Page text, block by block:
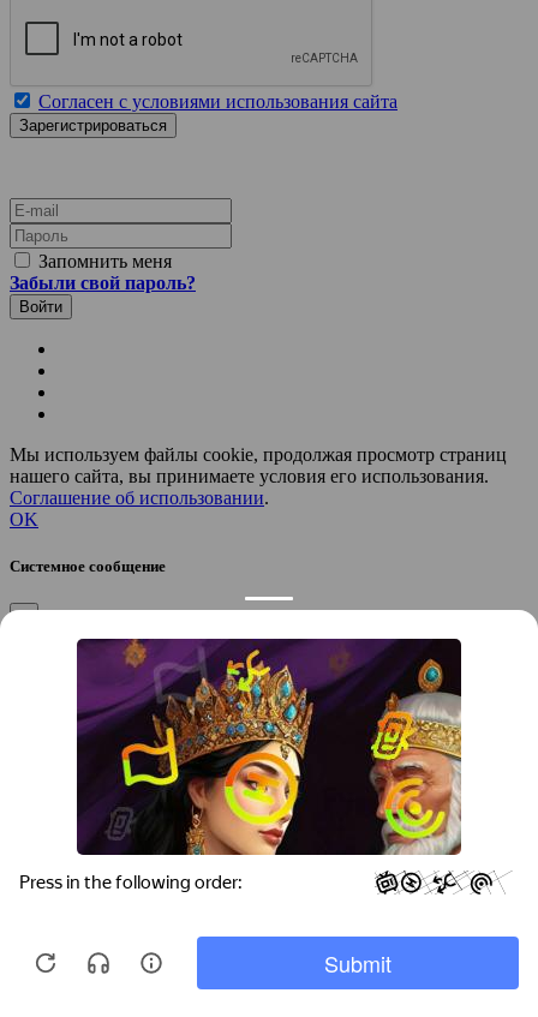
Согласен с условиями использования сайта
E-mail
Пароль
Запомнить меня
Забыли свой пароль?
Мы используем файлы cookie, продолжая просмотр страниц
нашего сайта, вы принимаете условия его использования.
Соглашение об использовании.
OK
Системное сообщение
×
Закрыть
Подтверждение компании
Если вы директор, руководитель или официальный
представитель компании “”, вы можете привязать компанию к
своему аккаунту, чтобы получать уведомления и
редактировать контакты.
Вы желаете привязать эту компанию к своему аккаунту?
Укажите город, который требуется найти: